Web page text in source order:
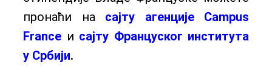
пронаћи на сајту агенције Campus
France и сајту Француског института
у Србији.